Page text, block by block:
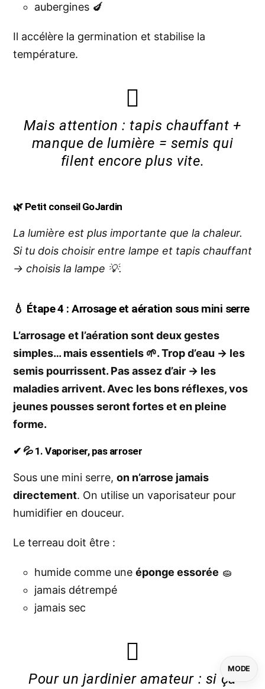
aubergines 🍆
Il accélère la germination et stabilise la
température.
Mais attention : tapis chauffant +
manque de lumière = semis qui
filent encore plus vite.
🌿 Petit conseil GoJardin
La lumière est plus importante que la chaleur.
Si tu dois choisir entre lampe et tapis chauffant
→ choisis la lampe 💡.
💧 Étape 4 : Arrosage et aération sous mini serre
L’arrosage et l’aération sont deux gestes
simples… mais essentiels 🌱. Trop d’eau → les
semis pourrissent. Pas assez d’air → les
maladies arrivent. Avec les bons réflexes, vos
jeunes pousses seront fortes et en pleine
forme.
✔ 💦 1. Vaporiser, pas arroser
Sous une mini serre, on n’arrose jamais
directement. On utilise un vaporisateur pour
humidifier en douceur.
Le terreau doit être :
humide comme une éponge essorée 🧽
jamais détrempé
jamais sec
Pour un jardinier amateur : si ça
MODE